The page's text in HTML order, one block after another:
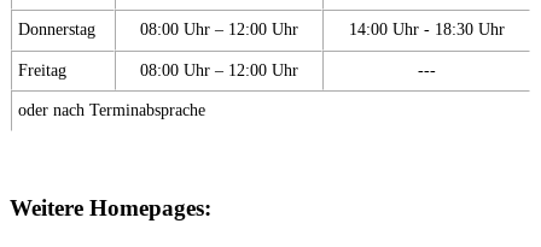
Donnerstag 08:00 Uhr – 12:00 Uhr 14:00 Uhr - 18:30 Uhr
Freitag 08:00 Uhr – 12:00 Uhr ---
oder nach Terminabsprache
Weitere Homepages: